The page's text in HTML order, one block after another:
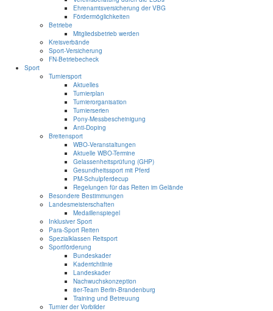
Ehrenamtsversicherung der VBG
Fördermöglichkeiten
Betriebe
Mitgliedsbetrieb werden
Kreisverbände
Sport-Versicherung
FN-Betriebecheck
Sport
Turniersport
Aktuelles
Turnierplan
Turnierorganisation
Turnierserien
Pony-Messbescheinigung
Anti-Doping
Breitensport
WBO-Veranstaltungen
Aktuelle WBO-Termine
Gelassenheitsprüfung (GHP)
Gesundheitssport mit Pferd
PM-Schulpferdecup
Regelungen für das Reiten im Gelände
Besondere Bestimmungen
Landesmeisterschaften
Medaillenspiegel
Inklusiver Sport
Para-Sport Reiten
Spezialklassen Reitsport
Sportförderung
Bundeskader
Kaderrichtlinie
Landeskader
Nachwuchskonzeption
8er-Team Berlin-Brandenburg
Training und Betreuung
Turnier der Vorbilder